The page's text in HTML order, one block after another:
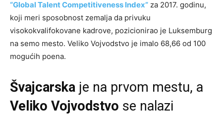
“Global Talent Competitiveness Index” za 2017. godinu,
koji meri sposobnost zemalja da privuku
visokokvalifokovane kadrove, pozicionirao je Luksemburg
na semo mesto. Veliko Vojvodstvo je imalo 68,66 od 100
mogućih poena.
Švajcarska je na prvom mestu, a
Veliko Vojvodstvo se nalazi